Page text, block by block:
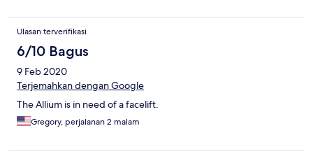
Ulasan terverifikasi
6/10 Bagus
9 Feb 2020
Terjemahkan dengan Google
The Allium is in need of a facelift.
Gregory, perjalanan 2 malam